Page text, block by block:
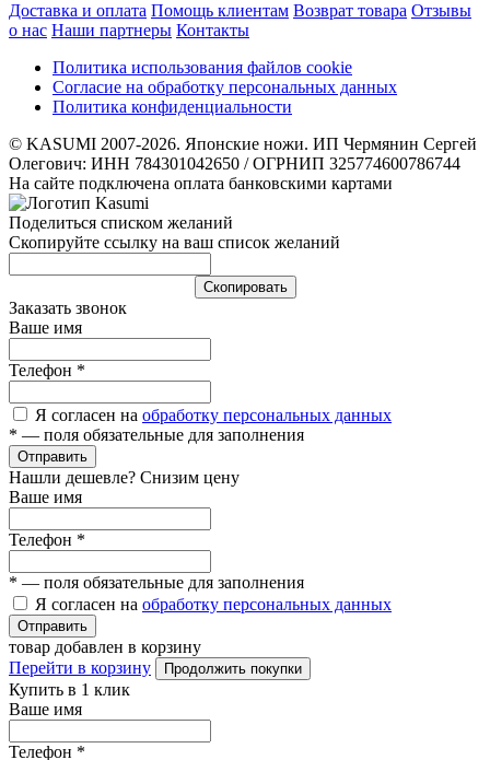
Доставка и оплата Помощь клиентам Возврат товара Отзывы
о нас Наши партнеры Контакты
Политика использования файлов cookie
Согласие на обработку персональных данных
Политика конфиденциальности
© KASUMI 2007-2026. Японские ножи. ИП Чермянин Сергей
Олегович: ИНН 784301042650 / ОГРНИП 325774600786744
На сайте подключена оплата банковскими картами
Поделиться списком желаний
Скопируйте ссылку на ваш список желаний
Cкопировать
Заказать звонок
Ваше имя
Телефон *
Я согласен на обработку персональных данных
* — поля обязательные для заполнения
Отправить
Нашли дешевле? Снизим цену
Ваше имя
Телефон *
* — поля обязательные для заполнения
Я согласен на обработку персональных данных
Отправить
товар добавлен в корзину
Перейти в корзину
Продолжить покупки
Купить в 1 клик
Ваше имя
Телефон *